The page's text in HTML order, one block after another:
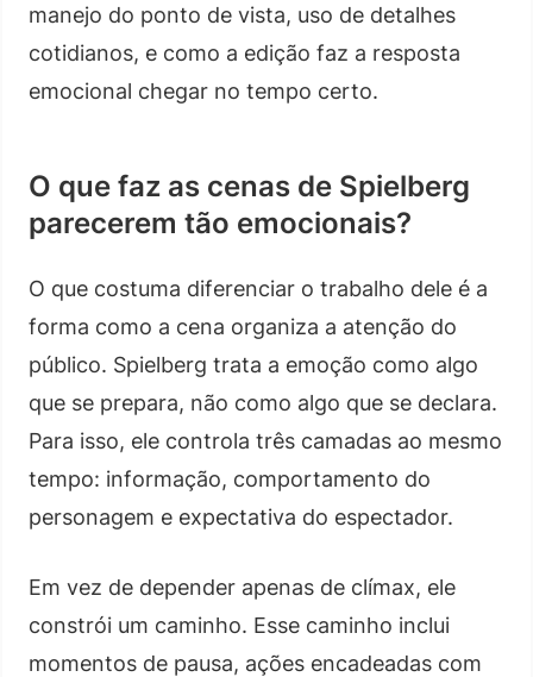
manejo do ponto de vista, uso de detalhes
cotidianos, e como a edição faz a resposta
emocional chegar no tempo certo.
O que faz as cenas de Spielberg
parecerem tão emocionais?
O que costuma diferenciar o trabalho dele é a
forma como a cena organiza a atenção do
público. Spielberg trata a emoção como algo
que se prepara, não como algo que se declara.
Para isso, ele controla três camadas ao mesmo
tempo: informação, comportamento do
personagem e expectativa do espectador.
Em vez de depender apenas de clímax, ele
constrói um caminho. Esse caminho inclui
momentos de pausa, ações encadeadas com